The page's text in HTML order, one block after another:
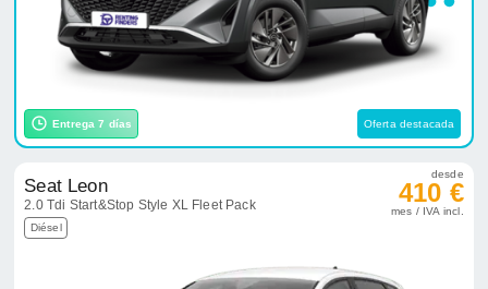
Entrega 7 días Oferta destacada
Seat Leon
2.0 Tdi Start&Stop Style XL Fleet Pack
Diésel
desde
410 €
mes / IVA incl.